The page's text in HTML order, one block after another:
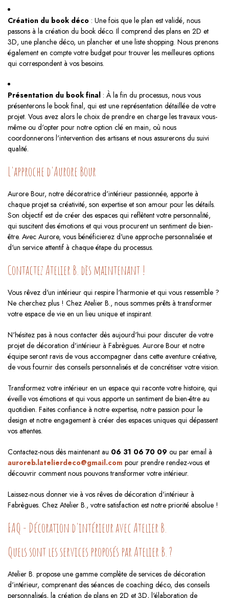
Création du book déco : Une fois que le plan est validé, nous
passons à la création du book déco. Il comprend des plans en 2D et
3D, une planche déco, un plancher et une liste shopping. Nous prenons
également en compte votre budget pour trouver les meilleures options
qui correspondent à vos besoins.
Présentation du book final : À la fin du processus, nous vous
présenterons le book final, qui est une représentation détaillée de votre
projet. Vous avez alors le choix de prendre en charge les travaux vous-
même ou d'opter pour notre option clé en main, où nous
coordonnerons l'intervention des artisans et nous assurerons du suivi
qualité.
L'approche d'Aurore Bour
Aurore Bour, notre décoratrice d'intérieur passionnée, apporte à
chaque projet sa créativité, son expertise et son amour pour les détails.
Son objectif est de créer des espaces qui reflètent votre personnalité,
qui suscitent des émotions et qui vous procurent un sentiment de bien-
être. Avec Aurore, vous bénéficierez d'une approche personnalisée et
d'un service attentif à chaque étape du processus.
Contactez Atelier B. dès maintenant !
Vous rêvez d'un intérieur qui respire l'harmonie et qui vous ressemble ?
Ne cherchez plus ! Chez Atelier B., nous sommes prêts à transformer
votre espace de vie en un lieu unique et inspirant.
N'hésitez pas à nous contacter dès aujourd'hui pour discuter de votre
projet de décoration d'intérieur à Fabrègues. Aurore Bour et notre
équipe seront ravis de vous accompagner dans cette aventure créative,
de vous fournir des conseils personnalisés et de concrétiser votre vision.
Transformez votre intérieur en un espace qui raconte votre histoire, qui
éveille vos émotions et qui vous apporte un sentiment de bien-être au
quotidien. Faites confiance à notre expertise, notre passion pour le
design et notre engagement à créer des espaces uniques qui dépassent
vos attentes.
Contactez-nous dès maintenant au 06 31 06 70 09 ou par email à
auroreb.latelierdeco@gmail.com pour prendre rendez-vous et
découvrir comment nous pouvons transformer votre intérieur.
Laissez-nous donner vie à vos rêves de décoration d'intérieur à
Fabrègues. Chez Atelier B., votre satisfaction est notre priorité absolue !
FAQ - Décoration d'intérieur avec Atelier B.
Quels sont les services proposés par Atelier B. ?
Atelier B. propose une gamme complète de services de décoration
d'intérieur, comprenant des séances de coaching déco, des conseils
personnalisés, la création de plans en 2D et 3D, l'élaboration de